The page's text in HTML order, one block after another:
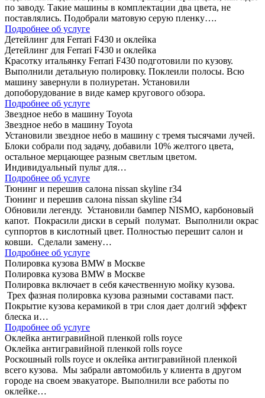
по заводу. Такие машины в комплектации два цвета, не
поставлялись. Подобрали матовую серую пленку….
Подробнее об услуге
Детейлинг для Ferrari F430 и оклейка
Детейлинг для Ferrari F430 и оклейка
Красотку итальянку Ferrari F430 подготовили по кузову.
Выполнили детальную полировку. Поклеили полосы. Всю
машину завернули в полиуретан. Установили
допоборудование в виде камер кругового обзора.
Подробнее об услуге
Звездное небо в машину Toyota
Звездное небо в машину Toyota
Установили звездное небо в машину с тремя тысячами лучей.
Блоки собрали под задачу, добавили 10% желтого цвета,
остальное мерцающее разным светлым цветом.
Индивидуальный пульт для…
Подробнее об услуге
Тюнинг и перешив салона nissan skyline r34
Тюнинг и перешив салона nissan skyline r34
Обновили легенду. Установили бампер NISMO, карбоновый
капот. Покрасили диски в серый полумат. Выполнили окрас
суппортов в кислотный цвет. Полностью перешит салон и
ковши. Сделали замену…
Подробнее об услуге
Полировка кузова BMW в Москве
Полировка кузова BMW в Москве
Полировка включает в себя качественную мойку кузова.
Трех фазная полировка кузова разными составами паст.
Покрытие кузова керамикой в три слоя дает долгий эффект
блеска и…
Подробнее об услуге
Оклейка антигравийной пленкой rolls royce
Оклейка антигравийной пленкой rolls royce
Роскошный rolls royce и оклейка антигравийной пленкой
всего кузова. Мы забрали автомобиль у клиента в другом
городе на своем эвакуаторе. Выполнили все работы по
оклейке…